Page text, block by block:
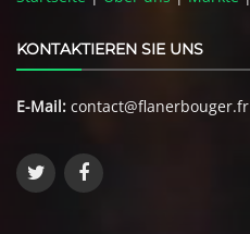
KONTAKTIEREN SIE UNS
E-Mail: contact@flanerbouger.fr